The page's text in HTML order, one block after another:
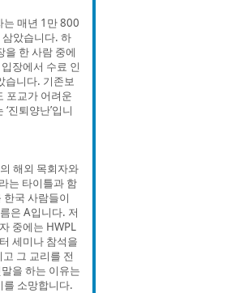
는 매년 1만 800
았습니다. 하
을 한 사람 중에
장에서 수료 인
습니다. 기존보
포교가 어려운
진퇴양난’입니
해외 목회자와
는 타이틀과 함
국 사람들이
은 A입니다. 저
중에는 HWPL
세미나 참석을
그 교리를 전
을 하는 이유는
를 소망합니다.